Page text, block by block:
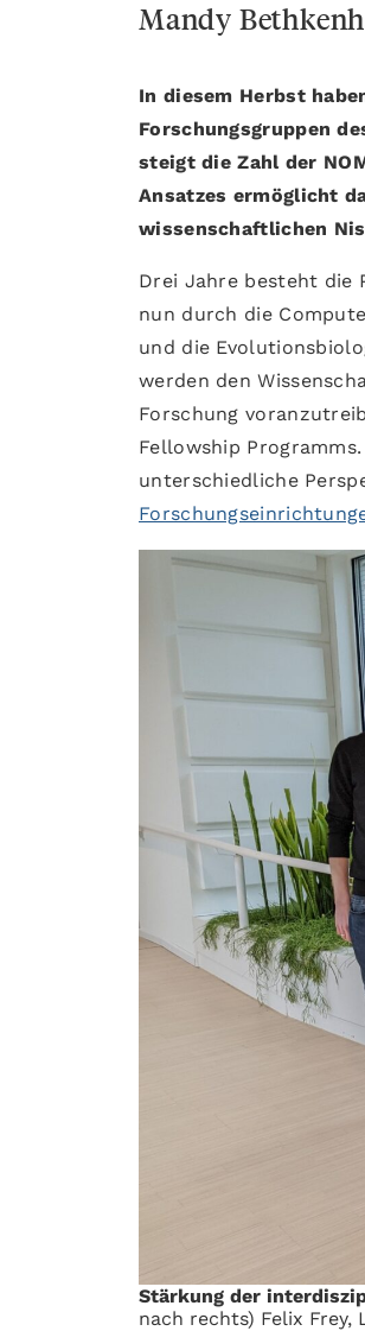
Mandy
In diesem Herbst
Forschungsgruppen
steigt die Zahl der
Ansatzes ermöglicht
wissenschaftlichen
Drei Jahre besteht die
nun durch die
und die
werden den
Forschung
Fellowship
unterschiedliche
Stärkung der
nach rechts) Felix Frey,